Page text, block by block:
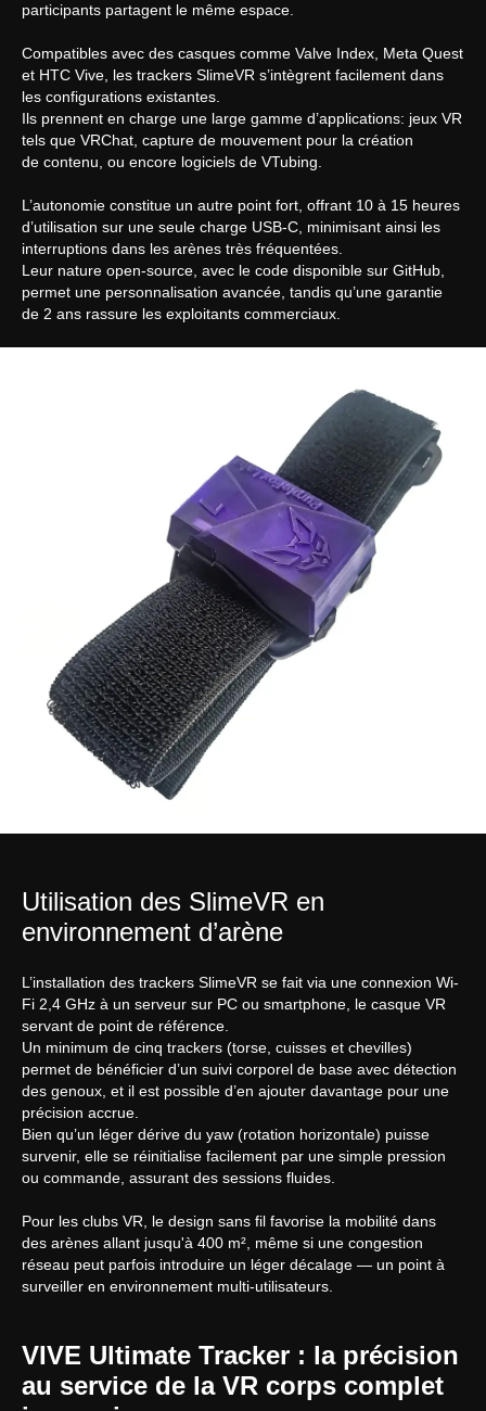
participants partagent le même espace.
Compatibles avec des casques comme Valve Index, Meta Quest
et HTC Vive, les trackers SlimeVR s’intègrent facilement dans
les configurations existantes.
Ils prennent en charge une large gamme d’applications: jeux VR
tels que VRChat, capture de mouvement pour la création
de contenu, ou encore logiciels de VTubing.
L’autonomie constitue un autre point fort, offrant 10 à 15 heures
d’utilisation sur une seule charge USB-C, minimisant ainsi les
interruptions dans les arènes très fréquentées.
Leur nature open-source, avec le code disponible sur GitHub,
permet une personnalisation avancée, tandis qu’une garantie
de 2 ans rassure les exploitants commerciaux.
Utilisation des SlimeVR en
environnement d’arène
L’installation des trackers SlimeVR se fait via une connexion Wi-
Fi 2,4 GHz à un serveur sur PC ou smartphone, le casque VR
servant de point de référence.
Un minimum de cinq trackers (torse, cuisses et chevilles)
permet de bénéficier d’un suivi corporel de base avec détection
des genoux, et il est possible d’en ajouter davantage pour une
précision accrue.
Bien qu’un léger dérive du yaw (rotation horizontale) puisse
survenir, elle se réinitialise facilement par une simple pression
ou commande, assurant des sessions fluides.
Pour les clubs VR, le design sans fil favorise la mobilité dans
des arènes allant jusqu'à 400 m², même si une congestion
réseau peut parfois introduire un léger décalage — un point à
surveiller en environnement multi-utilisateurs.
VIVE Ultimate Tracker : la précision
au service de la VR corps complet